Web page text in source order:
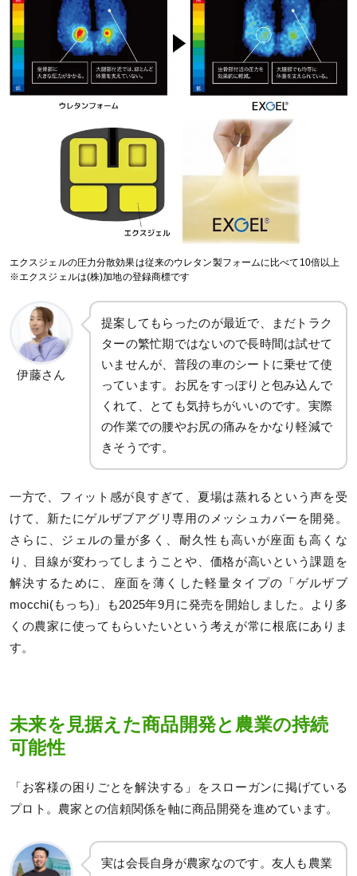
エクスジェルの圧力分散効果は従来のウレタン製フォームに比べて10倍以上
※エクスジェルは(株)加地の登録商標です
伊藤さん
提案してもらったのが最近で、まだトラク
ターの繁忙期ではないので長時間は試せて
いませんが、普段の車のシートに乗せて使
っています。お尻をすっぽりと包み込んで
くれて、とても気持ちがいいのです。実際
の作業での腰やお尻の痛みをかなり軽減で
きそうです。
一方で、フィット感が良すぎて、夏場は蒸れるという声を受
けて、新たにゲルザブアグリ専用のメッシュカバーを開発。
さらに、ジェルの量が多く、耐久性も高いが座面も高くな
り、目線が変わってしまうことや、価格が高いという課題を
解決するために、座面を薄くした軽量タイプの「ゲルザブ
mocchi(もっち)」も2025年9月に発売を開始しました。より多
くの農家に使ってもらいたいという考えが常に根底にありま
す。
未来を見据えた商品開発と農業の持続
可能性
「お客様の困りごとを解決する」をスローガンに掲げている
プロト。農家との信頼関係を軸に商品開発を進めています。
実は会長自身が農家なのです。友人も農業